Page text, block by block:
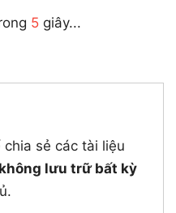
5 giây...
sẻ các tài liệu
lưu trữ bất kỳ